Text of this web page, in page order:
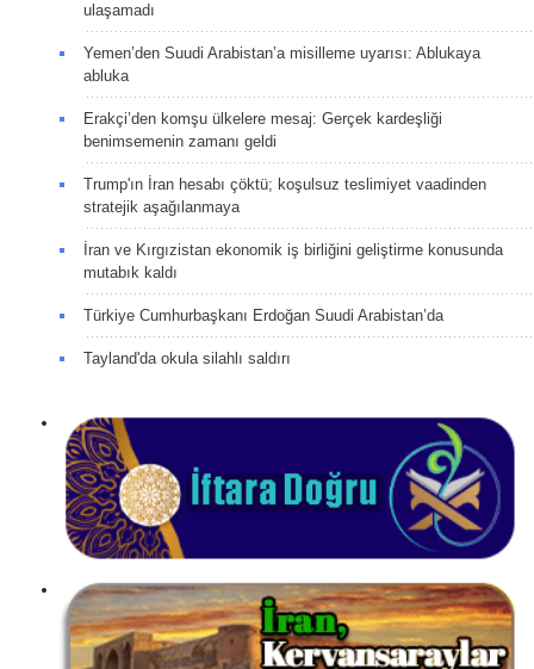
ulaşamadı
Yemen’den Suudi Arabistan’a misilleme uyarısı: Ablukaya
abluka
Erakçi’den komşu ülkelere mesaj: Gerçek kardeşliği
benimsemenin zamanı geldi
Trump'ın İran hesabı çöktü; koşulsuz teslimiyet vaadinden
stratejik aşağılanmaya
İran ve Kırgızistan ekonomik iş birliğini geliştirme konusunda
mutabık kaldı
Türkiye Cumhurbaşkanı Erdoğan Suudi Arabistan’da
Tayland'da okula silahlı saldırı